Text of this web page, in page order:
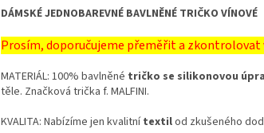
DÁMSKÉ JEDNOBAREVNÉ BAVLNĚNÉ TRIČKO VÍNOVÉ
Prosím, doporučujeme přeměřit a zkontrolovat
MATERIÁL: 100% bavlněné tričko se silikonovou
těle. Značková trička f. MALFINI.
KVALITA: Nabízíme jen kvalitnítextilod zkušeného